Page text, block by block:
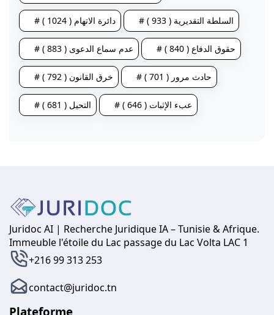
# دائرة الاتهام ( 1024 ) # السلطة التقديرية ( 933 )
# عدم سماع الدعوى ( 883 ) # حقوق الدفاع ( 840 )
# خرق القانون ( 792 ) # حادث مرور ( 701 )
# التحيل ( 681 ) # عبء الإثبات ( 646 )
Juridoc AI | Recherche Juridique IA – Tunisie & Afrique.
Immeuble l'étoile du Lac passage du Lac Volta LAC 1
+216 99 313 253
contact@juridoc.tn
Plateforme